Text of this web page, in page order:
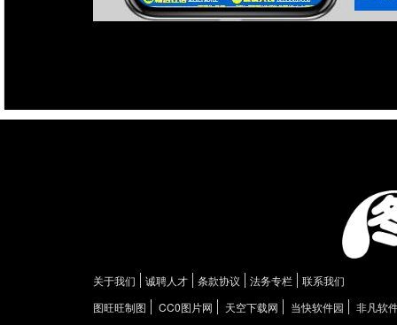
关于我们 诚聘人才 条款协议 法务专栏
联系我们
图旺旺制图
CC0图片网 天空下载网 当快软件园
非凡软